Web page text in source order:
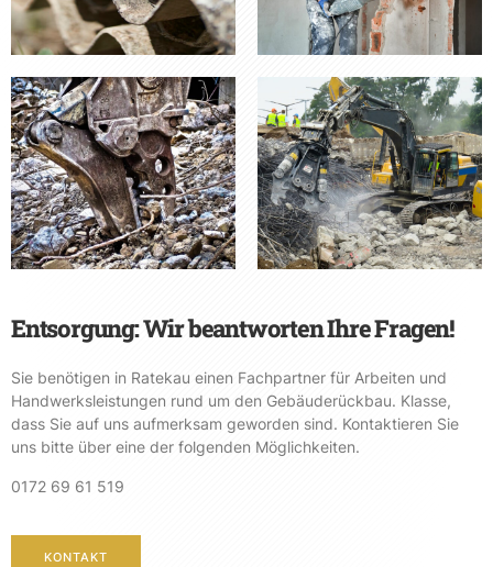
Entsorgung: Wir beantworten Ihre Fragen!
Sie benötigen in Ratekau einen Fachpartner für Arbeiten und
Handwerksleistungen rund um den Gebäuderückbau. Klasse,
dass Sie auf uns aufmerksam geworden sind. Kontaktieren Sie
uns bitte über eine der folgenden Möglichkeiten.
0172 69 61 519
KONTAKT